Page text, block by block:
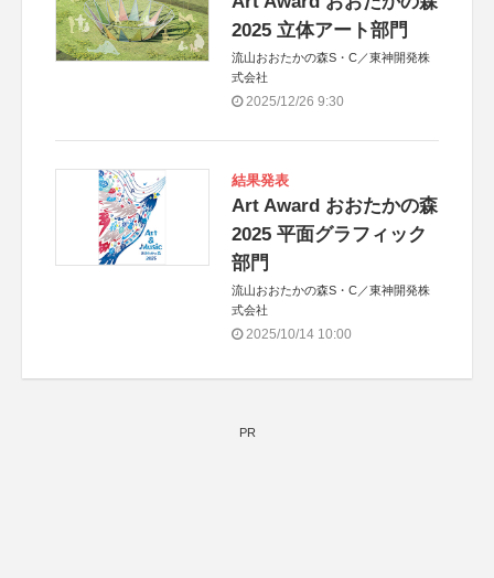
2025 立体アート部門
流山おおたかの森S・C／東神開発株
式会社
2025/12/26 9:30
結果発表
Art Award おおたかの森
2025 平面グラフィック
部門
流山おおたかの森S・C／東神開発株
式会社
2025/10/14 10:00
PR